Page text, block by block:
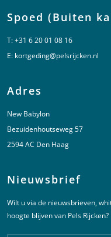
Spoed (Buiten
T:+31 6 20 01 08 16
E: kortgeding@pelsrijcken.nl
Adres
New Babylon
Bezuidenhoutseweg 57
2594 AC Den Haag
Nieuwsbrief
Wilt u via de nieuwsbrieven,
hoogte blijven van Pels Rijcken?